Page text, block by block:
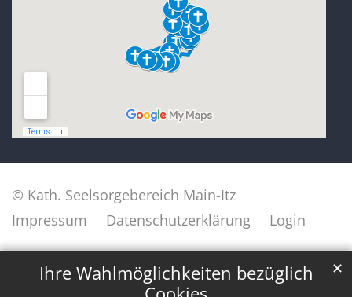
Ihre Wahlmöglichkeiten bezüglich
✕
© Kath. Seelsorgebereich Main-Itz
Impressum
Datenschutzerklärung Login